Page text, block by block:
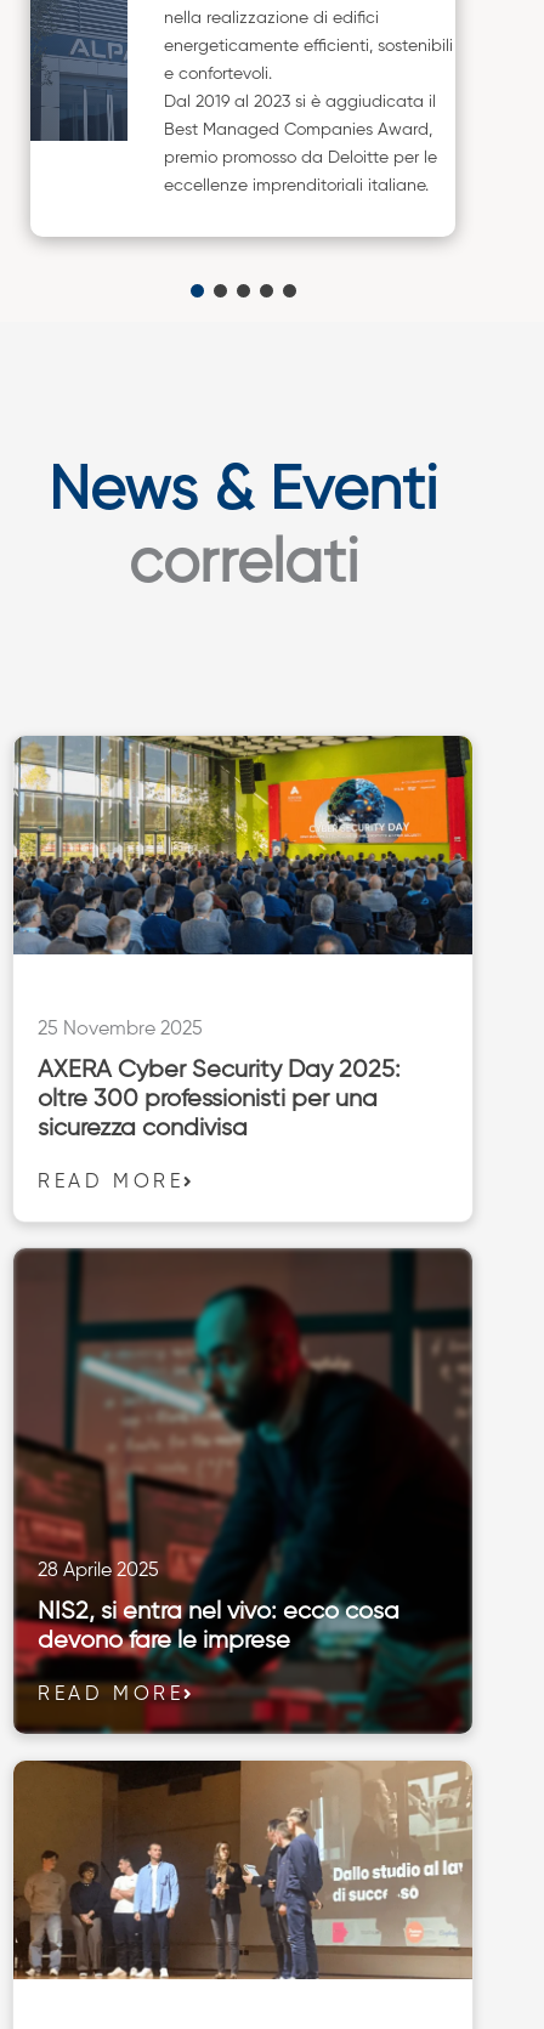
nella realizzazione di edifici
energeticamente efficienti, sostenibili
e confortevoli.
Dal 2019 al 2023 si è aggiudicata il
Best Managed Companies Award,
premio promosso da Deloitte per le
eccellenze imprenditoriali italiane.
News & Eventi
correlati
25 Novembre 2025
AXERA Cyber Security Day 2025:
oltre 300 professionisti per una
sicurezza condivisa
READ MORE
28 Aprile 2025
NIS2, si entra nel vivo: ecco cosa
devono fare le imprese
READ MORE